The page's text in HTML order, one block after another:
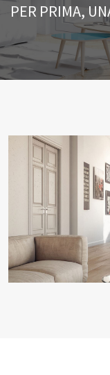
PER PRIMA,